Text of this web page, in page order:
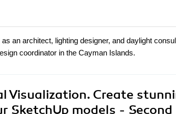
an architect, lighting designer, and daylight
coordinator in the Cayman Islands.
Visualization. Create
models - Second